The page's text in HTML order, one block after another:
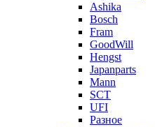
Ashika
Bosch
Fram
GoodWill
Hengst
Japanparts
Mann
SCT
UFI
Разное